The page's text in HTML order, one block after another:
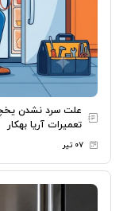
علت سرد نشدن
تعمیرات آریا بهکار
۰۷ تیر